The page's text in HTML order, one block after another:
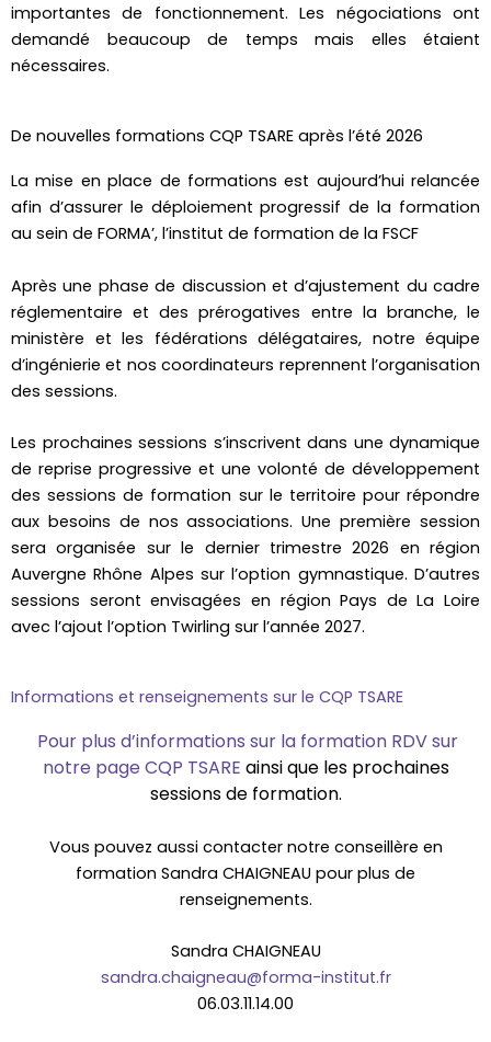
importantes de fonctionnement. Les négociations ont
demandé beaucoup de temps mais elles étaient
nécessaires.
De nouvelles formations CQP TSARE après l’été 2026
La mise en place de formations est aujourd’hui relancée
afin d’assurer le déploiement progressif de la formation
au sein de FORMA’, l’institut de formation de la FSCF
Après une phase de discussion et d’ajustement du cadre
réglementaire et des prérogatives entre la branche, le
ministère et les fédérations délégataires, notre équipe
d’ingénierie et nos coordinateurs reprennent l’organisation
des sessions.
Les prochaines sessions s’inscrivent dans une dynamique
de reprise progressive et une volonté de développement
des sessions de formation sur le territoire pour répondre
aux besoins de nos associations. Une première session
sera organisée sur le dernier trimestre 2026 en région
Auvergne Rhône Alpes sur l’option gymnastique. D’autres
sessions seront envisagées en région Pays de La Loire
avec l’ajout l’option Twirling sur l’année 2027.
Informations et renseignements sur le CQP TSARE
Pour plus d’informations sur la formation RDV sur
notre page CQP TSARE ainsi que les prochaines
sessions de formation.
Vous pouvez aussi contacter notre conseillère en
formation Sandra CHAIGNEAU pour plus de
renseignements.
Sandra CHAIGNEAU
sandra.chaigneau@forma-institut.fr
06.03.11.14.00